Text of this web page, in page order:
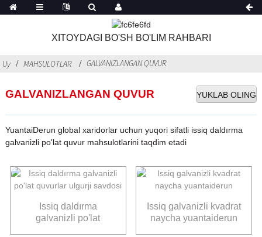
XITOYDAGI BO'SH BO'LIM RAHBARI
Uy MAHSULOTLAR GALVANIZLANGAN QUVUR
GALVANIZLANGAN QUVUR YUKLAB OLING
YuantaiDerun global xaridorlar uchun yuqori sifatli issiq daldırma
galvanizli po'lat quvur mahsulotlarini taqdim etadi
Issiq daldırma
galvanizli po'lat
Issiq galvanizli kvadrat
naycha yuantaiderun